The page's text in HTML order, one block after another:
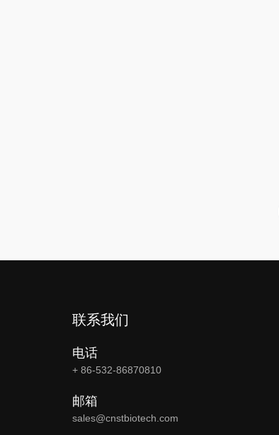
联系我们
电话
+ 86-532-86870810
邮箱
sales@cnstbiotech.com